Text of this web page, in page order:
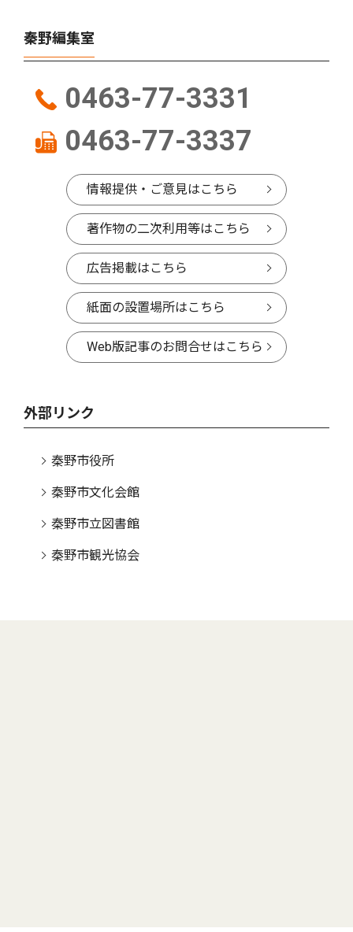
秦野編集室
0463-77-3331
0463-77-3337
情報提供・ご意見はこちら
著作物の二次利用等はこちら
広告掲載はこちら
紙面の設置場所はこちら
Web版記事のお問合せはこちら
外部リンク
秦野市役所
秦野市文化会館
秦野市立図書館
秦野市観光協会